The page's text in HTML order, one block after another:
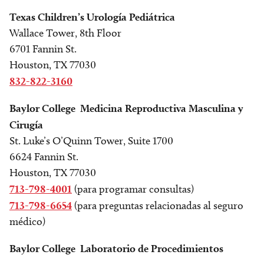
Texas Children’s Urología Pediátrica
Wallace Tower, 8th Floor
6701 Fannin St.
Houston, TX 77030
832-822-3160
Baylor College Medicina Reproductiva Masculina y
Cirugía
St. Luke’s O’Quinn Tower, Suite 1700
6624 Fannin St.
Houston, TX 77030
713-798-4001 (para programar consultas)
713-798-6654(para preguntas relacionadas al seguro
médico)
Baylor College Laboratorio de Procedimientos